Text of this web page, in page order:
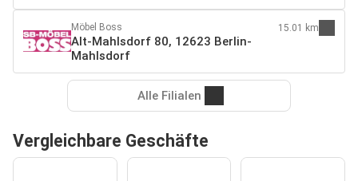
Möbel Boss
Alt-Mahlsdorf 80, 12623 Berlin-
Mahlsdorf
15.01 km
Alle Filialen
Vergleichbare Geschäfte